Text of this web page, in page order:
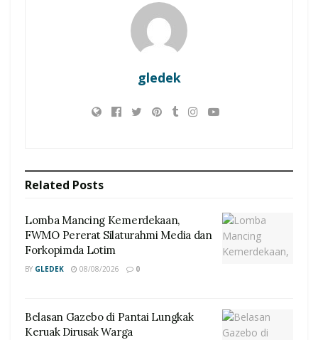
gledek
Related Posts
Lomba Mancing Kemerdekaan,
FWMO Pererat Silaturahmi Media dan
Forkopimda Lotim
BY GLEDEK 08/08/2026 0
Belasan Gazebo di Pantai Lungkak
Keruak Dirusak Warga